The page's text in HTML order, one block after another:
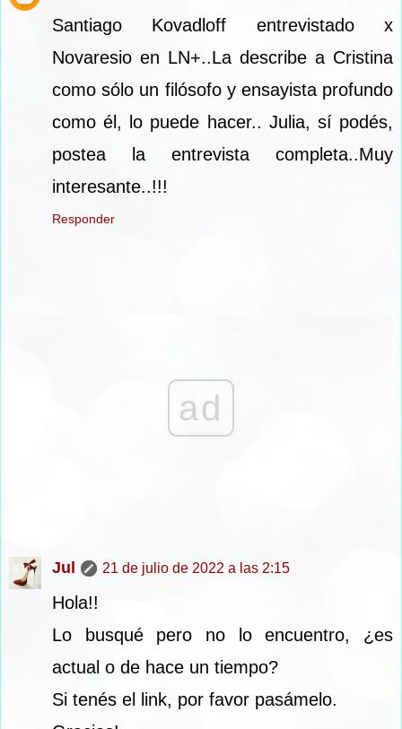
Santiago Kovadloff entrevistado x
Novaresio en LN+..La describe a Cristina
como sólo un filósofo y ensayista profundo
como él, lo puede hacer.. Julia, sí podés,
postea la entrevista completa..Muy
interesante..!!!
Responder
ad
Jul 21 de julio de 2022 a las 2:15
Hola!!
Lo busqué pero no lo encuentro, ¿es
actual o de hace un tiempo?
Si tenés el link, por favor pasámelo.